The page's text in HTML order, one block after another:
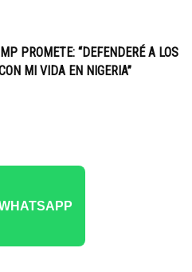
PROMETE: “DEFENDERÉ A LOS
MI VIDA EN NIGERIA”